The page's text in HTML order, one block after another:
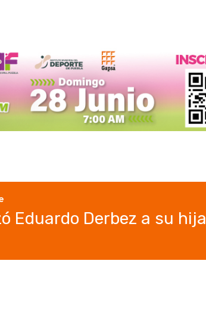
Eduardo Derbez a su hija